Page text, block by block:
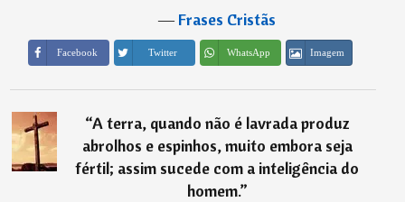
―Frases Cristãs
Facebook Twitter WhatsApp Imagem
“A terra, quando não é lavrada produz
abrolhos e espinhos, muito embora seja
fértil; assim sucede com a inteligência do
homem.”